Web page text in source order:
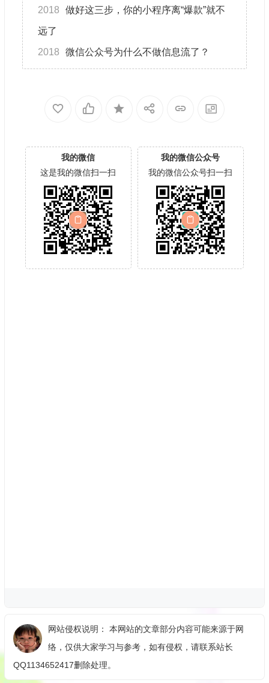
2018 做好这三步，你的小程序离“爆款”就不
远了
2018 微信公众号为什么不做信息流了？
我的微信
这是我的微信扫一扫
我的微信公众号
我的微信公众号扫一扫
网站侵权说明： 本网站的文章部分内容可能来源于网
络，仅供大家学习与参考，如有侵权，请联系站长
QQ1134652417删除处理。